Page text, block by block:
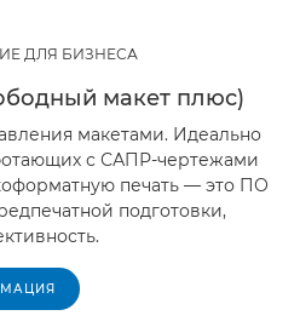
ДЛЯ БИЗНЕСА
макет плюс)
макетами. Идеально
с САПР-чертежами
печать — это ПО
подготовки,